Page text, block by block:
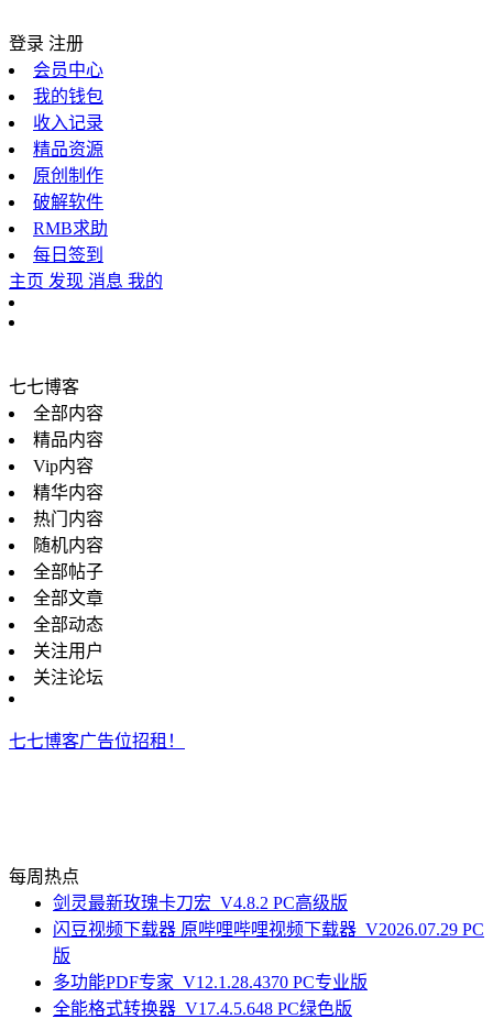
登录 注册
会员中心
我的钱包
收入记录
精品资源
原创制作
破解软件
RMB求助
每日签到
主页 发现 消息 我的
七七博客
全部内容
精品内容
Vip内容
精华内容
热门内容
随机内容
全部帖子
全部文章
全部动态
关注用户
关注论坛
七七博客广告位招租！
每周热点
剑灵最新玫瑰卡刀宏_V4.8.2 PC高级版
闪豆视频下载器 原哔哩哔哩视频下载器_V2026.07.29 PC
版
多功能PDF专家_V12.1.28.4370 PC专业版
全能格式转换器_V17.4.5.648 PC绿色版